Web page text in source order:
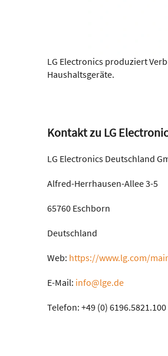
LG Electronics produziert
Haushaltsgeräte.
Kontakt zu LG
LG Electronics Deutschland
Alfred-Herrhausen-Allee 3-5
65760 Eschborn
Deutschland
Web: https://www.lg.com/
E-Mail: info@lge.de
Telefon: +49 (0) 6196.5821.100